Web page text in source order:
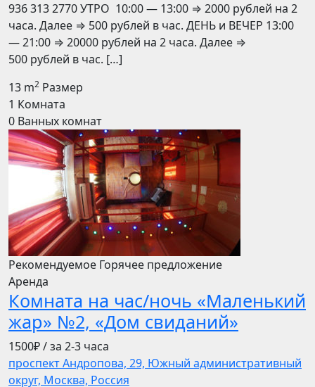
936 313 2770 УТРО 10:00 — 13:00 ⇒ 2000 рублей на 2
часа. Далее ⇒ 500 рублей в час. ДЕНЬ и ВЕЧЕР 13:00
— 21:00 ⇒ 20000 рублей на 2 часа. Далее ⇒
500 рублей в час. […]
13 m2 Размер
1 Комната
0 Ванных комнат
Рекомендуемое Горячее предложение
Аренда
Комната на час/ночь «Маленький
жар» №2, «Дом свиданий»
1500₽/ за 2-3 часа
проспект Андропова, 29, Южный административный
округ, Москва, Россия